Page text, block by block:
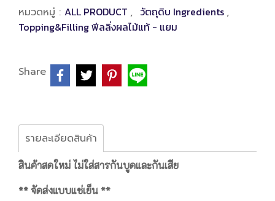
หมวดหมู่ : ALL PRODUCT , วัตถุดิบ Ingredients ,
Topping&Filling ฟีลลิ่งผลไม้แท้ - แยม
Share
รายละเอียดสินค้า
สินค้าสดใหม่ ไม่ใส่สารกันบูดและกันเสีย
** จัดส่งแบบแช่เย็น **